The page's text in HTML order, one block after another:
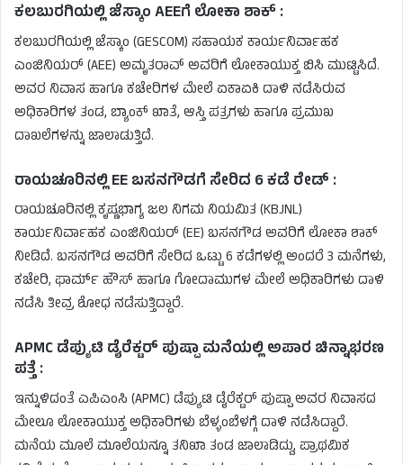
ಕಲಬುರಗಿಯಲ್ಲಿ ಜೆಸ್ಕಾಂ AEEಗೆ ಲೋಕಾ ಶಾಕ್ :
ಕಲಬುರಗಿಯಲ್ಲಿ ಜೆಸ್ಕಾಂ (GESCOM) ಸಹಾಯಕ ಕಾರ್ಯನಿರ್ವಾಹಕ
ಎಂಜಿನಿಯರ್ (AEE) ಅಮೃತರಾವ್ ಅವರಿಗೆ ಲೋಕಾಯುಕ್ತ ಬಿಸಿ ಮುಟ್ಟಿಸಿದೆ.
ಅವರ ನಿವಾಸ ಹಾಗೂ ಕಚೇರಿಗಳ ಮೇಲೆ ಏಕಾಏಕಿ ದಾಳಿ ನಡೆಸಿರುವ
ಅಧಿಕಾರಿಗಳ ತಂಡ, ಬ್ಯಾಂಕ್ ಖಾತೆ, ಆಸ್ತಿ ಪತ್ರಗಳು ಹಾಗೂ ಪ್ರಮುಖ
ದಾಖಲೆಗಳನ್ನು ಜಾಲಾಡುತ್ತಿದೆ.
ರಾಯಚೂರಿನಲ್ಲಿ EE ಬಸನಗೌಡಗೆ ಸೇರಿದ 6 ಕಡೆ ರೇಡ್ :
ರಾಯಚೂರಿನಲ್ಲಿ ಕೃಷ್ಣಭಾಗ್ಯ ಜಲ ನಿಗಮ ನಿಯಮಿತ (KBJNL)
ಕಾರ್ಯನಿರ್ವಾಹಕ ಎಂಜಿನಿಯರ್ (EE) ಬಸನಗೌಡ ಅವರಿಗೆ ಲೋಕಾ ಶಾಕ್
ನೀಡಿದೆ. ಬಸನಗೌಡ ಅವರಿಗೆ ಸೇರಿದ ಒಟ್ಟು 6 ಕಡೆಗಳಲ್ಲಿ ಅಂದರೆ 3 ಮನೆಗಳು,
ಕಚೇರಿ, ಫಾರ್ಮ್‌ ಹೌಸ್ ಹಾಗೂ ಗೋದಾಮುಗಳ ಮೇಲೆ ಅಧಿಕಾರಿಗಳು ದಾಳಿ
ನಡೆಸಿ ತೀವ್ರ ಶೋಧ ನಡೆಸುತ್ತಿದ್ದಾರೆ.
APMC ಡೆಪ್ಯುಟಿ ಡೈರೆಕ್ಟರ್ ಪುಷ್ಪಾ ಮನೆಯಲ್ಲಿ ಅಪಾರ ಚಿನ್ನಾಭರಣ
ಪತ್ತೆ :
ಇನ್ನುಳಿದಂತೆ ಎಪಿಎಂಸಿ (APMC) ಡೆಪ್ಯುಟಿ ಡೈರೆಕ್ಟರ್ ಪುಷ್ಪಾ ಅವರ ನಿವಾಸದ
ಮೇಲೂ ಲೋಕಾಯುಕ್ತ ಅಧಿಕಾರಿಗಳು ಬೆಳ್ಳಂಬೆಳಗ್ಗೆ ದಾಳಿ ನಡೆಸಿದ್ದಾರೆ.
ಮನೆಯ ಮೂಲೆ ಮೂಲೆಯನ್ನೂ ತನಿಖಾ ತಂಡ ಜಾಲಾಡಿದ್ದು, ಪ್ರಾಥಮಿಕ